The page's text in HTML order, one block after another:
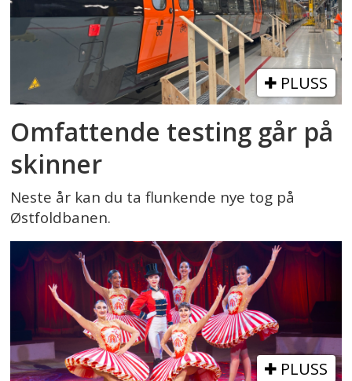
PLUSS
Omfattende testing går på
skinner
Neste år kan du ta flunkende nye tog på
Østfoldbanen.
PLUSS